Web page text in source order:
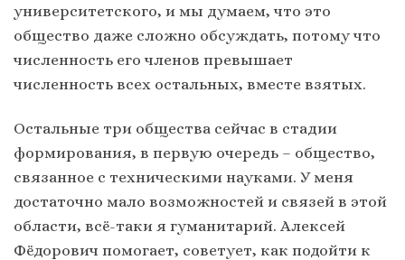
университетского, и мы думаем, что это
общество даже сложно обсуждать, потому что
численность его членов превышает
численность всех остальных, вместе взятых.
Остальные три общества сейчас в стадии
формирования, в первую очередь – общество,
связанное с техническими науками. У меня
достаточно мало возможностей и связей в этой
области, всё-таки я гуманитарий. Алексей
Фёдорович помогает, советует, как подойти к